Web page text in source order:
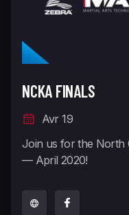
NCKA FINALS
Avr 19
Join us for the North
— April 2020!